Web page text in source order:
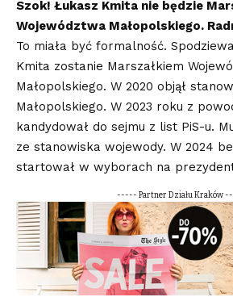
Szok! Łukasz Kmita nie będzie
Województwa Małopolskiego.
To miała być formalność.
Kmita zostanie Marszałkiem
Małopolskiego. W 2020 objął
Małopolskiego. W 2023 roku z
kandydował do sejmu z list PiS-u.
ze stanowiska wojewody. W 2024
startował w wyborach na
----- Partner Działu Kraków